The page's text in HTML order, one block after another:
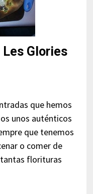
Les Glories
que hemos
unos auténticos
que tenemos
o comer de
florituras